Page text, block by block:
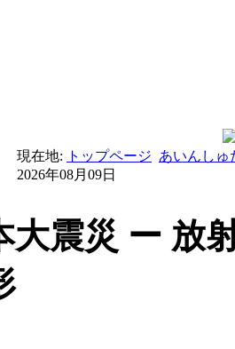
現在地: トップページ あいんしゅ
2026年08月09日
大震災 ー 放